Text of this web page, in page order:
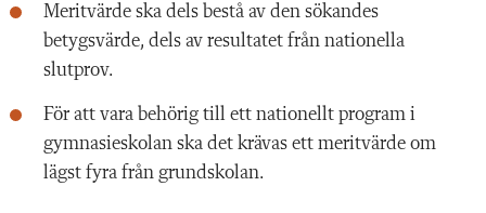
Meritvärde ska dels bestå av den sökandes
betygsvärde, dels av resultatet från nationella
slutprov.
För att vara behörig till ett nationellt program i
gymnasieskolan ska det krävas ett meritvärde om
lägst fyra från grundskolan.